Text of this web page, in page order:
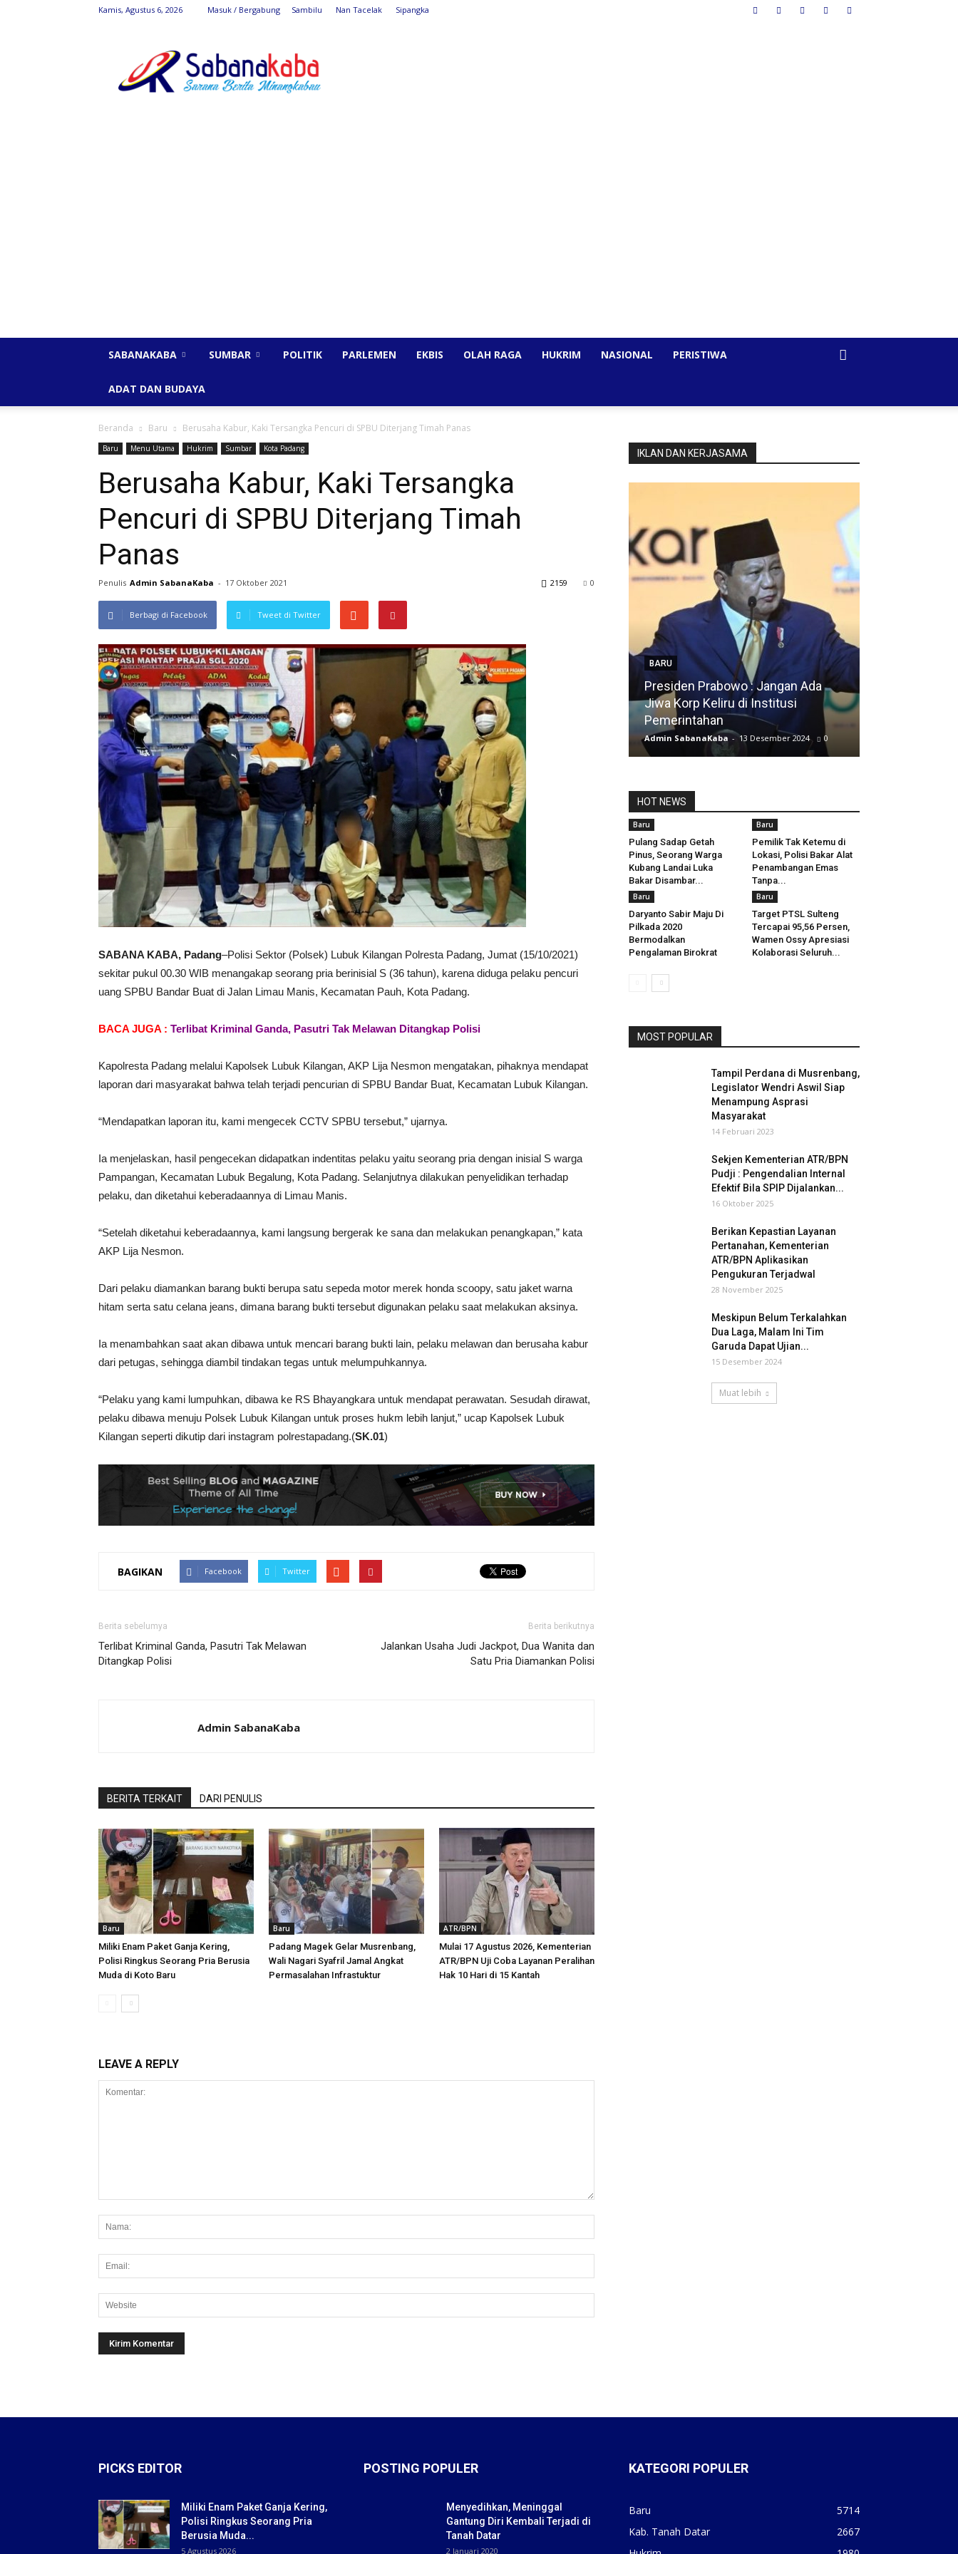
Kamis, Agustus 6, 2026 Masuk / Bergabung Sambilu Nan Tacelak Sipangka
SABANAKABA SUMBAR POLITIK PARLEMEN EKBIS OLAH RAGA HUKRIM NASIONAL PERISTIWA
ADAT DAN BUDAYA
Beranda Baru Berusaha Kabur, Kaki Tersangka Pencuri di SPBU Diterjang Timah Panas
Baru Menu Utama Hukrim Sumbar Kota Padang
Berusaha Kabur, Kaki Tersangka
Pencuri di SPBU Diterjang Timah
Panas
Penulis Admin SabanaKaba - 17 Oktober 2021 0
2159
Berbagi di Facebook Tweet di Twitter
SABANA KABA, Padang–Polisi Sektor (Polsek) Lubuk Kilangan Polresta Padang, Jumat (15/10/2021)
sekitar pukul 00.30 WIB menangakap seorang pria berinisial S (36 tahun), karena diduga pelaku pencuri
uang SPBU Bandar Buat di Jalan Limau Manis, Kecamatan Pauh, Kota Padang.
BACA JUGA : Terlibat Kriminal Ganda, Pasutri Tak Melawan Ditangkap Polisi
Kapolresta Padang melalui Kapolsek Lubuk Kilangan, AKP Lija Nesmon mengatakan, pihaknya mendapat
laporan dari masyarakat bahwa telah terjadi pencurian di SPBU Bandar Buat, Kecamatan Lubuk Kilangan.
“Mendapatkan laporan itu, kami mengecek CCTV SPBU tersebut,” ujarnya.
Ia menjelaskan, hasil pengecekan didapatkan indentitas pelaku yaitu seorang pria dengan inisial S warga
Pampangan, Kecamatan Lubuk Begalung, Kota Padang. Selanjutnya dilakukan penyelidikan terhadap
pelaku, dan diketahui keberadaannya di Limau Manis.
“Setelah diketahui keberadaannya, kami langsung bergerak ke sana dan melakukan penangkapan,” kata
AKP Lija Nesmon.
Dari pelaku diamankan barang bukti berupa satu sepeda motor merek honda scoopy, satu jaket warna
hitam serta satu celana jeans, dimana barang bukti tersebut digunakan pelaku saat melakukan aksinya.
Ia menambahkan saat akan dibawa untuk mencari barang bukti lain, pelaku melawan dan berusaha kabur
dari petugas, sehingga diambil tindakan tegas untuk melumpuhkannya.
“Pelaku yang kami lumpuhkan, dibawa ke RS Bhayangkara untuk mendapat perawatan. Sesudah dirawat,
pelaku dibawa menuju Polsek Lubuk Kilangan untuk proses hukm lebih lanjut,” ucap Kapolsek Lubuk
Kilangan seperti dikutip dari instagram polrestapadang.(SK.01)
BAGIKAN Facebook Twitter
Berita sebelumya
Terlibat Kriminal Ganda, Pasutri Tak Melawan
Ditangkap Polisi
Berita berikutnya
Jalankan Usaha Judi Jackpot, Dua Wanita dan
Satu Pria Diamankan Polisi
Admin SabanaKaba
BERITA TERKAIT DARI PENULIS
Baru
Miliki Enam Paket Ganja Kering,
Polisi Ringkus Seorang Pria Berusia
Muda di Koto Baru
Baru
Padang Magek Gelar Musrenbang,
Wali Nagari Syafril Jamal Angkat
Permasalahan Infrastuktur
ATR/BPN
Mulai 17 Agustus 2026, Kementerian
ATR/BPN Uji Coba Layanan Peralihan
Hak 10 Hari di 15 Kantah
LEAVE A REPLY
IKLAN DAN KERJASAMA
BARU
Presiden Prabowo : Jangan Ada
Jiwa Korp Keliru di Institusi
Pemerintahan
Admin SabanaKaba - 13 Desember 2024 0
HOT NEWS
Baru
Pulang Sadap Getah
Pinus, Seorang Warga
Kubang Landai Luka
Bakar Disambar...
Baru
Pemilik Tak Ketemu di
Lokasi, Polisi Bakar Alat
Penambangan Emas
Tanpa...
Baru
Daryanto Sabir Maju Di
Pilkada 2020
Bermodalkan
Pengalaman Birokrat
Baru
Target PTSL Sulteng
Tercapai 95,56 Persen,
Wamen Ossy Apresiasi
Kolaborasi Seluruh...
MOST POPULAR
Tampil Perdana di Musrenbang,
Legislator Wendri Aswil Siap
Menampung Asprasi
Masyarakat
14 Februari 2023
Sekjen Kementerian ATR/BPN
Pudji : Pengendalian Internal
Efektif Bila SPIP Dijalankan...
16 Oktober 2025
Berikan Kepastian Layanan
Pertanahan, Kementerian
ATR/BPN Aplikasikan
Pengukuran Terjadwal
28 November 2025
Meskipun Belum Terkalahkan
Dua Laga, Malam Ini Tim
Garuda Dapat Ujian...
15 Desember 2024
Muat lebih
PICKS EDITOR
Miliki Enam Paket Ganja Kering,
Polisi Ringkus Seorang Pria
Berusia Muda...
5 Agustus 2026
POSTING POPULER
Menyedihkan, Meninggal
Gantung Diri Kembali Terjadi di
Tanah Datar
2 Januari 2020
KATEGORI POPULER
Baru
5714
Kab. Tanah Datar
2667